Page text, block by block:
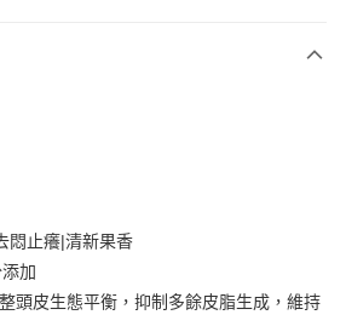
悶止癢|清新果香
加
頭皮生態平衡，抑制多餘皮脂生成，維持